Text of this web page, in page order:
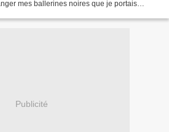
mes ballerines noires que je portais
Publicité